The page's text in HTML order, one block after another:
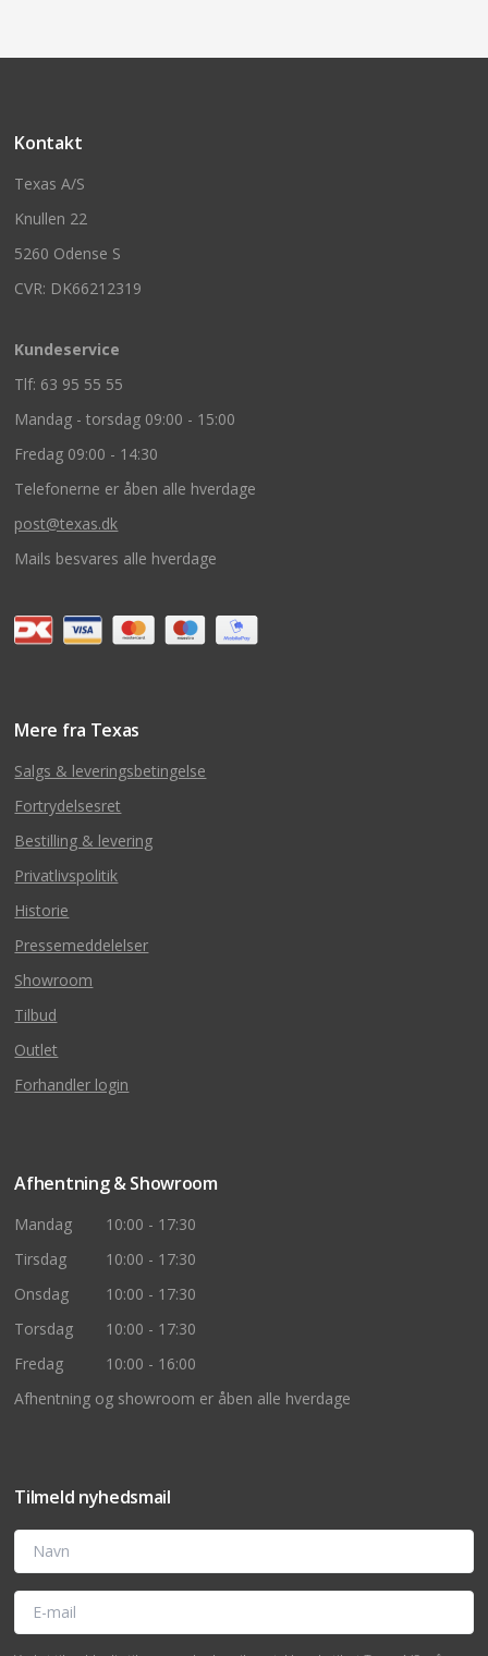
Kontakt
Texas A/S
Knullen 22
5260 Odense S
CVR: DK66212319
Kundeservice
Tlf: 63 95 55 55
Mandag - torsdag 09:00 - 15:00
Fredag 09:00 - 14:30
Telefonerne er åben alle hverdage
post@texas.dk
Mails besvares alle hverdage
Mere fra Texas
Salgs & leveringsbetingelse
Fortrydelsesret
Bestilling & levering
Privatlivspolitik
Historie
Pressemeddelelser
Showroom
Tilbud
Outlet
Forhandler login
Afhentning & Showroom
Mandag
10:00 - 17:30
Tirsdag
10:00 - 17:30
Onsdag
10:00 - 17:30
Torsdag
10:00 - 17:30
Fredag
10:00 - 16:00
Afhentning og showroom er åben alle hverdage
Tilmeld nyhedsmail
Navn
E-mail